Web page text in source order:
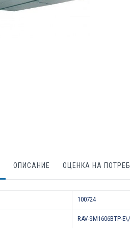
ОПИСАНИЕ ОЦЕНКА НА
100724
RAV-SM1606BTP-